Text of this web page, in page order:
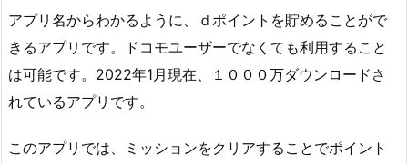
アプリ名からわかるように、ｄポイントを貯めることがで
きるアプリです。ドコモユーザーでなくても利用すること
は可能です。2022年1月現在、１０００万ダウンロードさ
れているアプリです。
このアプリでは、ミッションをクリアすることでポイント